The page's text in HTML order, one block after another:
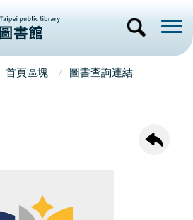
首頁區塊 圖書查詢連結